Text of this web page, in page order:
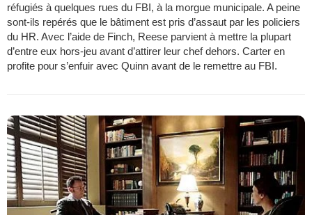
réfugiés à quelques rues du FBI, à la morgue municipale. A peine
sont-ils repérés que le bâtiment est pris d’assaut par les policiers
du HR. Avec l’aide de Finch, Reese parvient à mettre la plupart
d’entre eux hors-jeu avant d’attirer leur chef dehors. Carter en
profite pour s’enfuir avec Quinn avant de le remettre au FBI.